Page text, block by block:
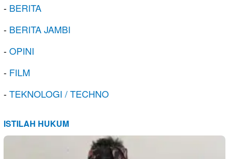
- BERITA
- BERITA JAMBI
-OPINI
- FILM
-TEKNOLOGI / TECHNO
ISTILAH HUKUM